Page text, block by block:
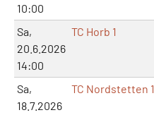
10:00
Sa,
20.6.2026
14:00
TC Horb 1
Sa,
18.7.2026
TC Nordstetten 1